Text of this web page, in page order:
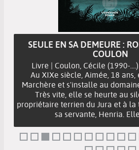
SEULE EN SA DEMEURE :
COULON
Livre | Coulon, Cécile (1990-
Au XIXe siècle, Aimée, 18 ans,
Marchère et s'installe au
Très vite, elle se heurte au
propriétaire terrien du Jura et à la
sa servante, Henria.